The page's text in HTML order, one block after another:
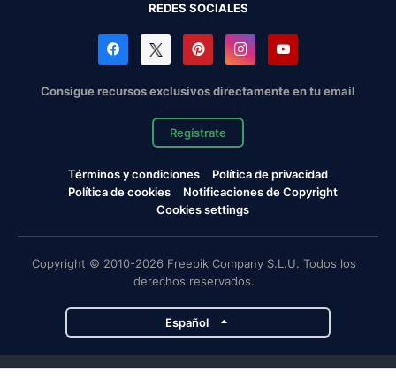
REDES SOCIALES
Consigue recursos exclusivos directamente en tu email
Regístrate
Términos y condiciones
Política de privacidad
Política de cookies
Notificaciones de Copyright
Cookies settings
Copyright © 2010-2026 Freepik Company S.L.U. Todos los
derechos reservados.
Español